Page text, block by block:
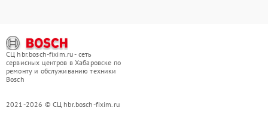
СЦ hbr.bosch-fixim.ru - сеть
сервисных центров в Хабаровске по
ремонту и обслуживанию техники
Bosch
2021-2026 © СЦ hbr.bosch-fixim.ru